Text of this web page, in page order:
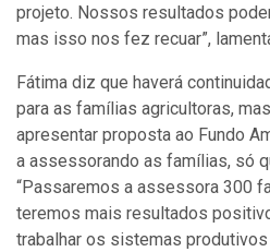
projeto. Nossos resultados
mas isso nos fez recuar”,
Fátima diz que haverá
para as famílias agricultoras,
apresentar proposta ao Fundo
a assessorando as famílias, só
“Passaremos a assessora 300
teremos mais resultados
trabalhar os sistemas